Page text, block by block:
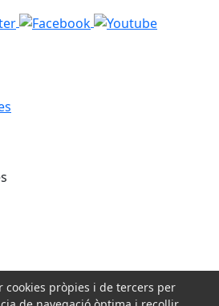
cookies pròpies i de tercers per